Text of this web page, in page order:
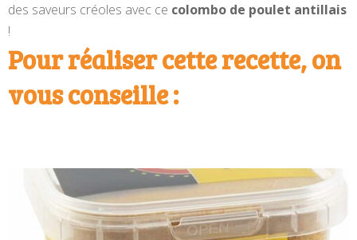
des saveurs créoles avec ce colombo de poulet antillais
!
Pour réaliser cette recette, on
vous conseille :